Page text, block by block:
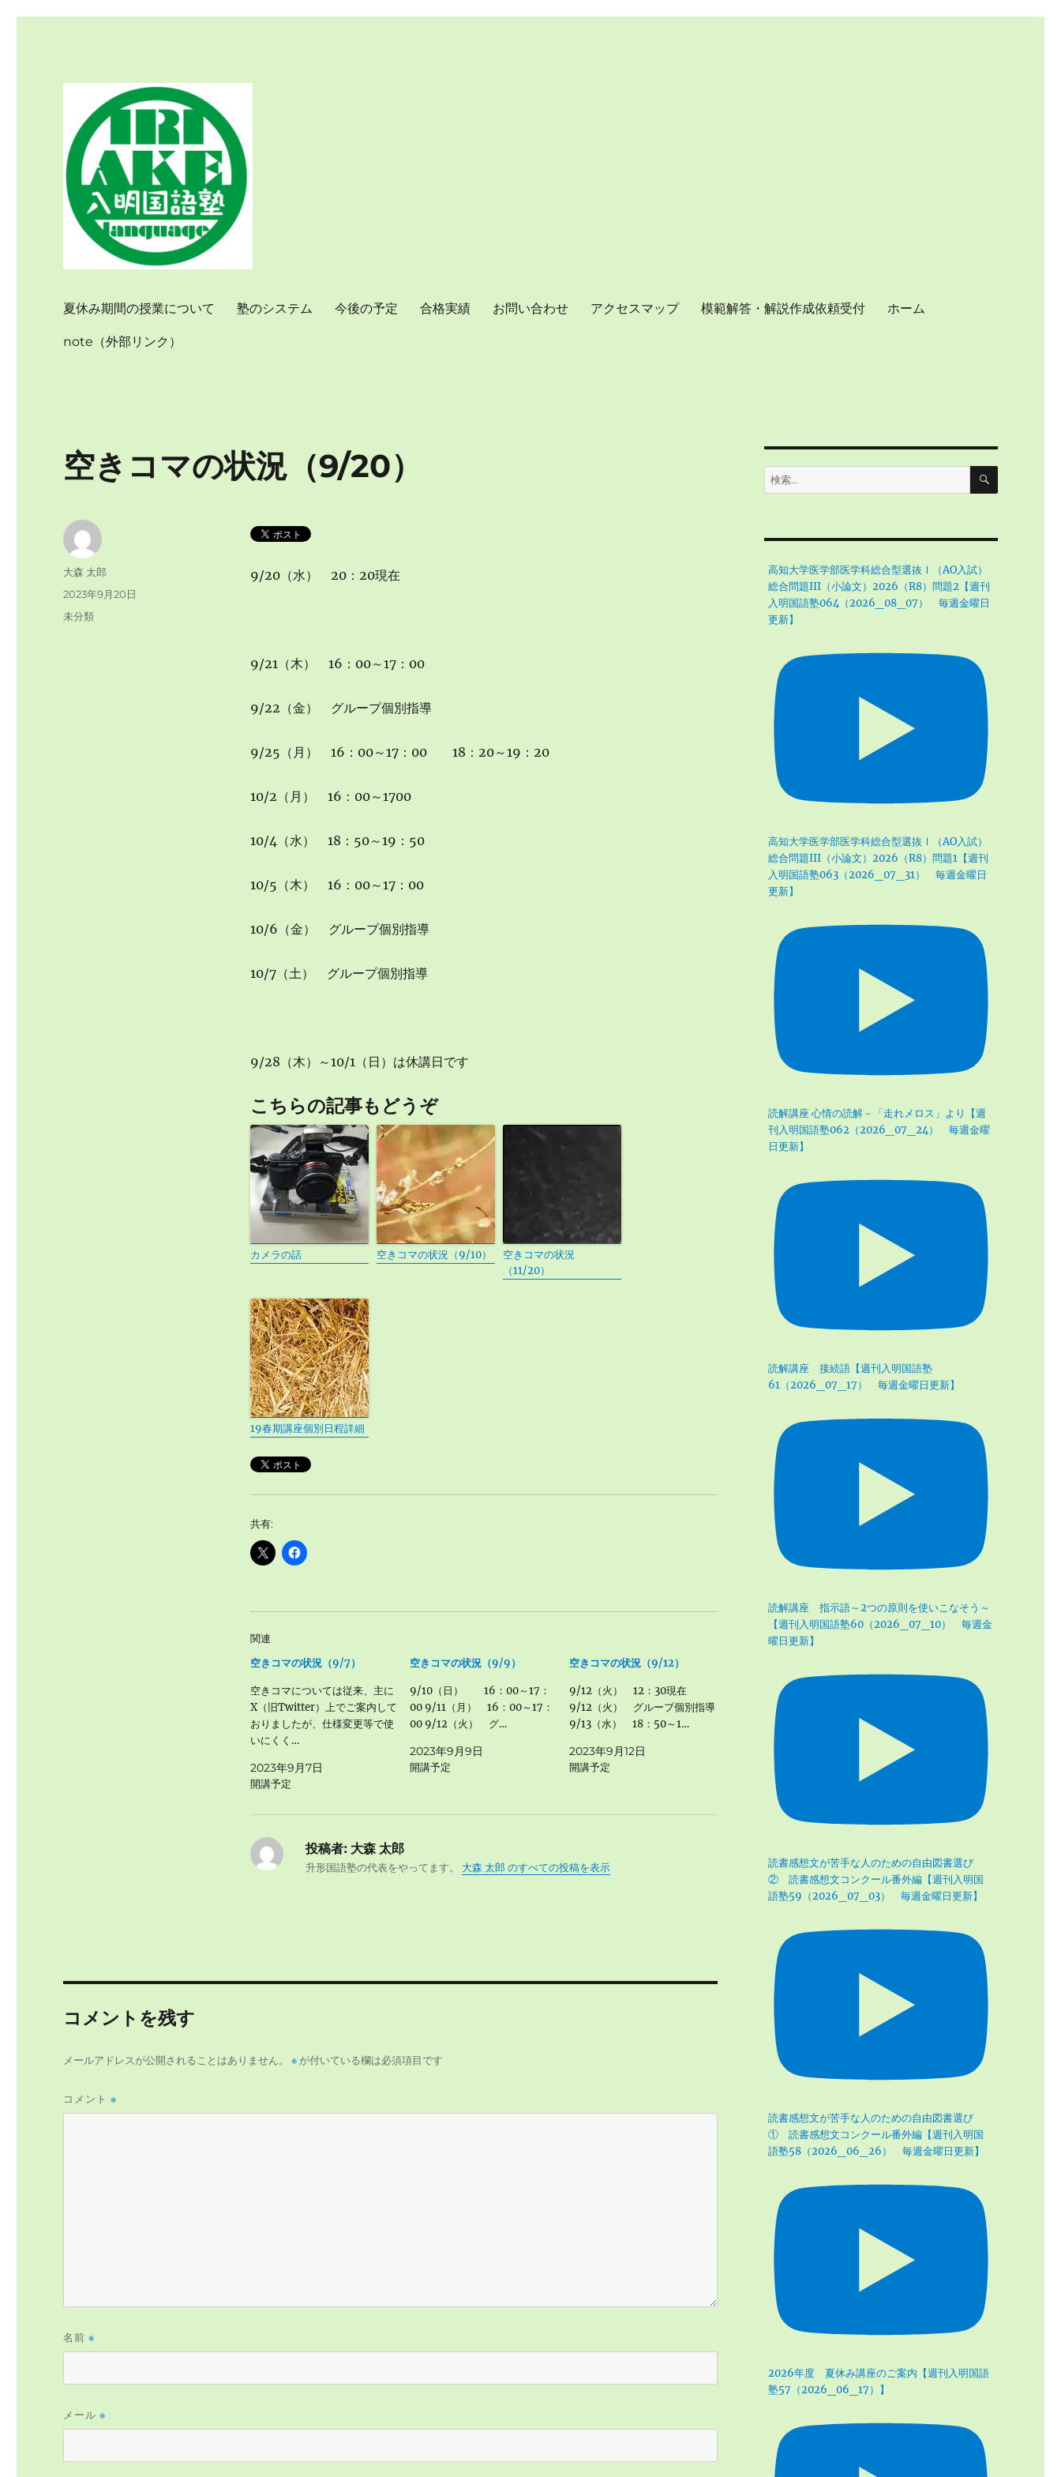
夏休み期間の授業について 塾のシステム 今後の予定 合格実績 お問い合わせ アクセスマップ 模範解答・解説作成依頼受付 ホーム
note（外部リンク）
空きコマの状況（9/20）
9/20（水） 20：20現在
9/21（木） 16：00～17：00
9/22（金） グループ個別指導
9/25（月） 16：00～17：00 18：20～19：20
10/2（月） 16：00～1700
10/4（水） 18：50～19：50
10/5（木） 16：00～17：00
10/6（金） グループ個別指導
10/7（土） グループ個別指導
9/28（木）～10/1（日）は休講日です
こちらの記事もどうぞ
カメラの話 空きコマの状況（9/10）
空きコマの状況
（11/20）
19春期講座個別日程詳細
共有:
関連
空きコマの状況（9/7）
空きコマについては従来、主に
X（旧Twitter）上でご案内して
おりましたが、仕様変更等で使
いにくく…
2023年9月7日
開講予定
空きコマの状況（9/9）
9/10（日） 16：00～17：
00 9/11（月） 16：00～17：
00 9/12（火） グ…
2023年9月9日
開講予定
空きコマの状況（9/12）
9/12（火） 12：30現在
9/12（火） グループ個別指導
9/13（水） 18：50～1…
2023年9月12日
開講予定
投稿者:大森 太郎
升形国語塾の代表をやってます。 大森 太郎 のすべての投稿を表示
投
大森 太郎
投
稿
2023年9月20日
カ
未分類
コメントを残す
メールアドレスが公開されることはありません。 ※ が付いている欄は必須項目です
コメント※
名前※
メール※
検
索:
検
高知大学医学部医学科総合型選抜Ⅰ（AO入試）
総合問題III（小論文）2026（R8）問題2【週刊
入明国語塾064（2026_08_07） 毎週金曜日
更新】
高知大学医学部医学科総合型選抜Ⅰ（AO入試）
総合問題III（小論文）2026（R8）問題1【週刊
入明国語塾063（2026_07_31） 毎週金曜日
更新】
読解講座 心情の読解－「走れメロス」より【週
刊入明国語塾062（2026_07_24） 毎週金曜
日更新】
読解講座 接続語【週刊入明国語塾
61（2026_07_17） 毎週金曜日更新】
読解講座 指示語～2つの原則を使いこなそう～
【週刊入明国語塾60（2026_07_10） 毎週金
曜日更新】
読書感想文が苦手な人のための自由図書選び
② 読書感想文コンクール番外編【週刊入明国
語塾59（2026_07_03） 毎週金曜日更新】
読書感想文が苦手な人のための自由図書選び
① 読書感想文コンクール番外編【週刊入明国
語塾58（2026_06_26） 毎週金曜日更新】
2026年度 夏休み講座のご案内【週刊入明国語
塾57（2026_06_17）】